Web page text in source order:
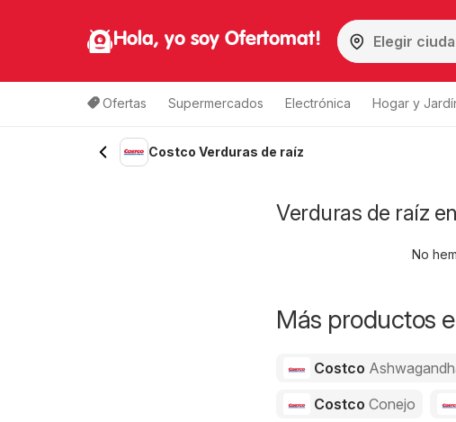
Hola, yo soy Ofertomat!
Ofertas Supermercados Electrónica Hogar y
Costco Verduras de raíz
Verduras de raíz
No
Más productos
Costco
Costco Conejo